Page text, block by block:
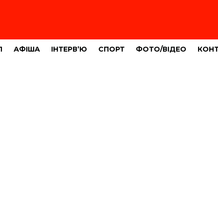
АФІША ІНТЕРВ’Ю СПОРТ ФОТО/ВІДЕО